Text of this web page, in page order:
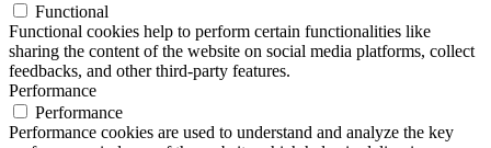
Functional
Functional cookies help to perform certain functionalities like
sharing the content of the website on social media platforms, collect
feedbacks, and other third-party features.
Performance
Performance
Performance cookies are used to understand and analyze the key